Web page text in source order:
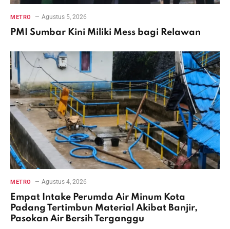
METRO Agustus 5, 2026
PMI Sumbar Kini Miliki Mess bagi Relawan
METRO Agustus 4, 2026
Empat Intake Perumda Air Minum Kota
Padang Tertimbun Material Akibat Banjir,
Pasokan Air Bersih Terganggu